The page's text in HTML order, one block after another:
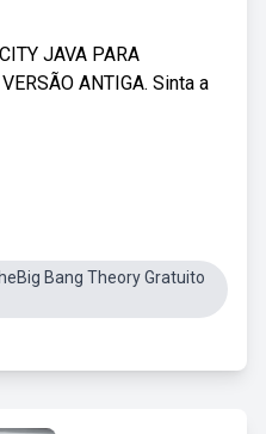
JAVA PARA
ANTIGA. Sinta a
Bang Theory Gratuito